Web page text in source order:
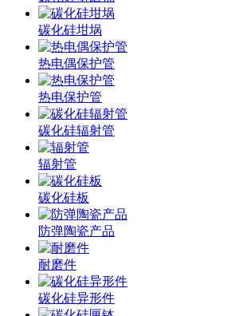
碳化硅坩埚
热电偶保护管
热电保护管
碳化硅辐射管
辐射管
碳化硅板
防弹陶瓷产品
耐磨件
碳化硅异形件